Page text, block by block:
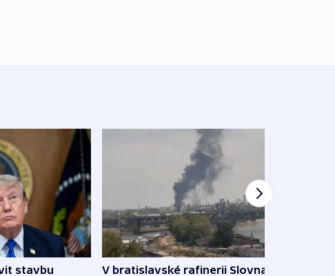
stavbu V bratislavské rafinerii Slovnaft